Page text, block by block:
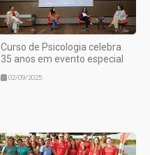
Curso de Psicologia celebra
35 anos em evento especial
02/09/2025